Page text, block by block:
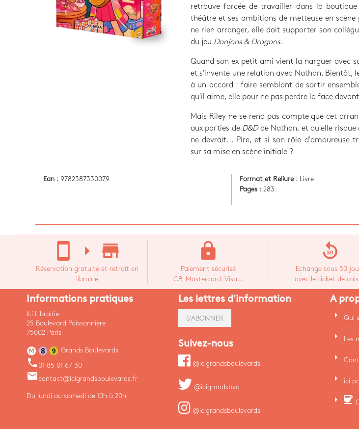
retrouve forcée de travailler dans la
théâtre et ses ambitions de metteuse en scène
ne rien arranger, elle doit supporter son
du jeu Donjons & Dragons.
Quand son ex petit ami vient la narguer avec
et s'invente une relation avec Nathan. Bientôt,
à un accord : faire semblant de sortir
qu'il aime, elle pour ne pas perdre la face
Mais Riley ne se rend pas compte que cet
aux parties de D&Dde Nathan, et qu'elle risque
ne devrait... Pire, et si son rôle d'amoureuse
sur sa mise en scène initiale ?
Ean : 9782387330079 Format et Reliure :
Livre
Pages : 283
stay_current_portrait arrow_right store_mall_directory
Réservation gratuite et retrait en
librairie
lock
Paiement sécurisé
CB, Mastercard, Visa...
replay_30
Echange sous 30
avec le ticket de
Informations pratiques
Ici Librairie
25 Boulevard Poissonnière
75002 Paris
Grands Boulevards
phone 01 85 01 67 30
emailcontact@icigrandsboulevards.fr
Du lundi au samedi de 10h à 20h
Les lettres d'information
S'ABONNER
Suivez-nous
@icigrandsboulevards
@icigrandsbvd
@icigrandsboulevards
A
arrow_right Qui
arrow_right Les
arrow_right
arrow_right ici
arrow_right coffee